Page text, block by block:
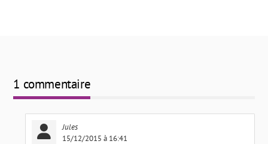
1 commentaire
Jules
15/12/2015 à 16:41